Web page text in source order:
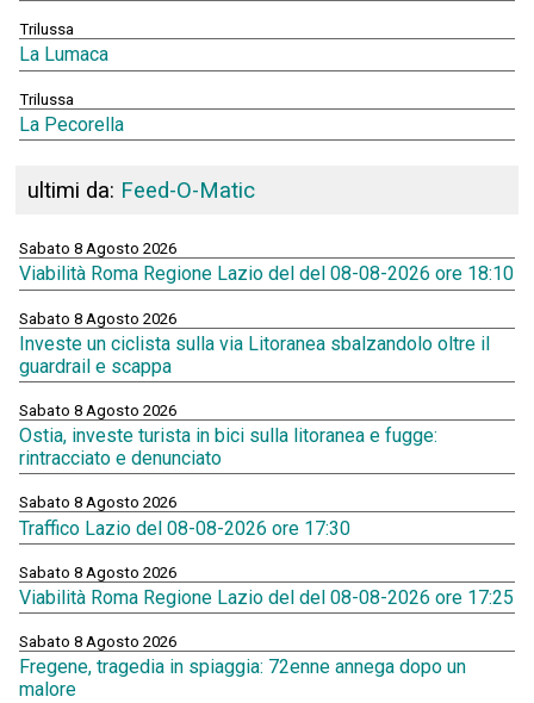
Trilussa
La Lumaca
Trilussa
La Pecorella
ultimi da: Feed-O-Matic
Sabato 8 Agosto 2026
Viabilità Roma Regione Lazio del del 08-08-2026 ore 18:10
Sabato 8 Agosto 2026
Investe un ciclista sulla via Litoranea sbalzandolo oltre il
guardrail e scappa
Sabato 8 Agosto 2026
Ostia, investe turista in bici sulla litoranea e fugge:
rintracciato e denunciato
Sabato 8 Agosto 2026
Traffico Lazio del 08-08-2026 ore 17:30
Sabato 8 Agosto 2026
Viabilità Roma Regione Lazio del del 08-08-2026 ore 17:25
Sabato 8 Agosto 2026
Fregene, tragedia in spiaggia: 72enne annega dopo un
malore